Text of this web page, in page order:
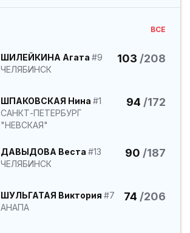
ВСЕ
ШИЛЕЙКИНА Агата #9
ЧЕЛЯБИНСК
103 /208
ШПАКОВСКАЯ Нина #1
САНКТ-ПЕТЕРБУРГ
"НЕВСКАЯ"
94 /172
ДАВЫДОВА Веста #13
ЧЕЛЯБИНСК
90 /187
ШУЛЬГАТАЯ Виктория #7
АНАПА
74 /206